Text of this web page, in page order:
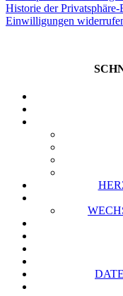
His­to­rie der Pri­vat­sphä­re-
Ein­wil­li­gun­gen